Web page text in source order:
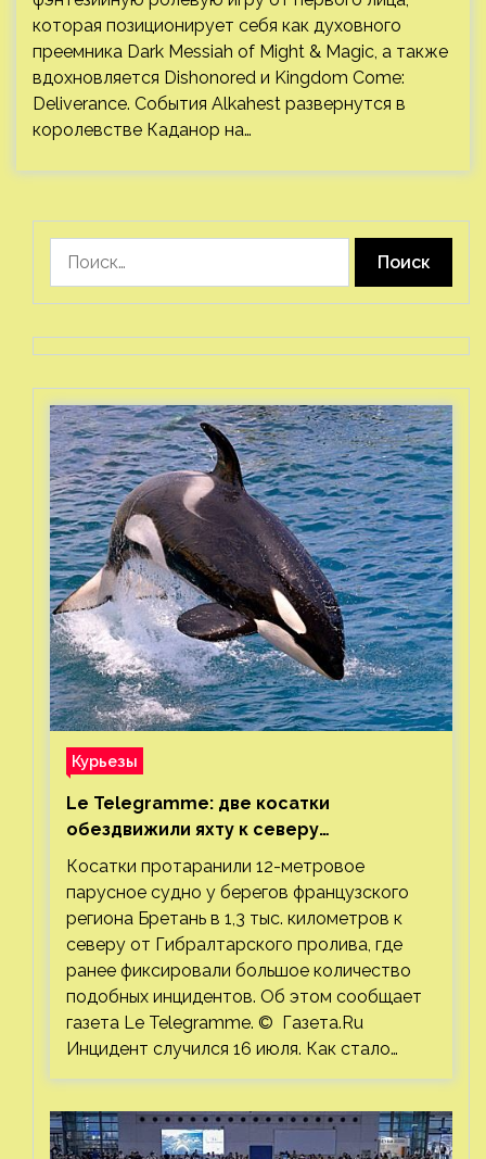
которая позиционирует себя как духовного
преемника Dark Messiah of Might & Magic, а также
вдохновляется Dishonored и Kingdom Come:
Deliverance. События Alkahest развернутся в
королевстве Каданор на…
Курьезы
Le Telegramme: две косатки
обездвижили яхту к северу
от Гибралтарского пролива
Косатки протаранили 12-метровое
парусное судно у берегов французского
региона Бретань в 1,3 тыс. километров к
северу от Гибралтарского пролива, где
ранее фиксировали большое количество
подобных инцидентов. Об этом сообщает
газета Le Telegramme. © Газета.Ru
Инцидент случился 16 июля. Как стало…